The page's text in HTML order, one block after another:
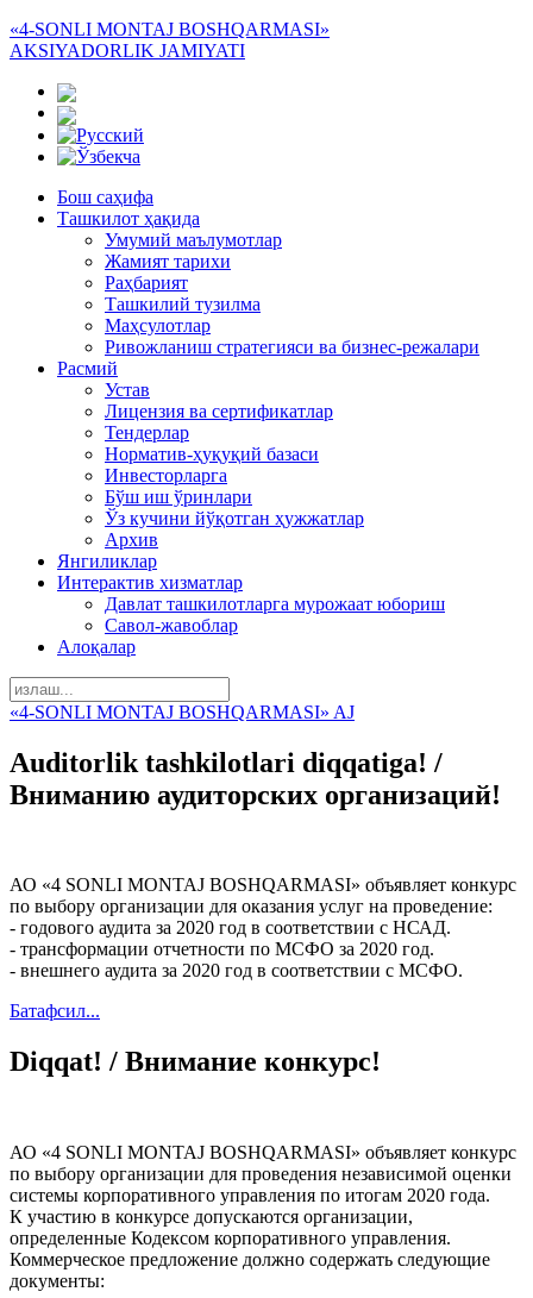
«4-SONLI MONTAJ BOSHQARMASI»
AKSIYADORLIK JAMIYATI
Бош саҳифа
Ташкилот ҳақида
Умумий маълумотлар
Жамият тарихи
Раҳбарият
Ташкилий тузилма
Маҳсулотлар
Ривожланиш стратегияси ва бизнес-режалари
Расмий
Устав
Лицензия ва сертификатлар
Тендерлар
Норматив-ҳуқуқий базаси
Инвесторларга
Бўш иш ўринлари
Ўз кучини йўқотган ҳужжатлар
Архив
Янгиликлар
Интерактив хизматлар
Давлат ташкилотларга мурожаат юбориш
Савол-жавоблар
Алоқалар
«4-SONLI MONTAJ BOSHQARMASI» AJ
Auditorlik tashkilotlari diqqatiga! /
Вниманию аудиторских организаций!
АО «4 SONLI MONTAJ BOSHQARMASI» объявляет конкурс
по выбору организации для оказания услуг на проведение:
- годового аудита за 2020 год в соответствии с НСАД.
- трансформации отчетности по МСФО за 2020 год.
- внешнего аудита за 2020 год в соответствии с МСФО.
Батафсил...
Diqqat! / Внимание конкурс!
АО «4 SONLI MONTAJ BOSHQARMASI» объявляет конкурс
по выбору организации для проведения независимой оценки
системы корпоративного управления по итогам 2020 года.
К участию в конкурсе допускаются организации,
определенные Кодексом корпоративного управления.
Коммерческое предложение должно содержать следующие
документы: